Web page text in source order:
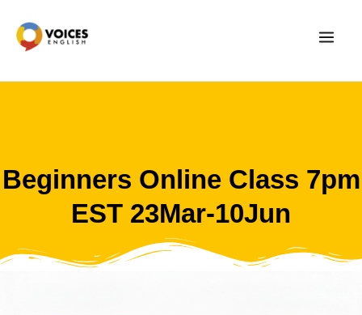
content
Beginners Online Class 7pm
EST 23Mar-10Jun